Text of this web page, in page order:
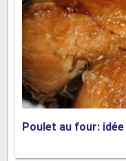
Poulet au four: